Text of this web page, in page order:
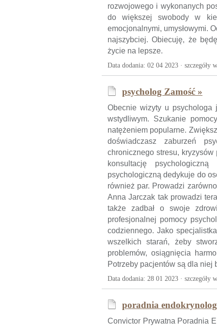
rozwojowego i wykonanych
do większej swobody w
emocjonalnymi, umysłowymi.
najszybciej. Obiecuję, że
życie na lepsze.
Data dodania: 02 04 2023 · szczegóły
psycholog Zamość »
Obecnie wizyty u psychologa
wstydliwym. Szukanie
natężeniem popularne.
doświadczasz zaburzeń
chronicznego stresu,
konsultację
psychologiczną dedykuje do
również par. Prowadzi
Anna Jarczak tak prowadzi
także zadbał o swoje
profesjonalnej pomocy
codziennego. Jako
wszelkich starań, żeby
problemów, osiągnięcia
Potrzeby pacjentów są dla niej
Data dodania: 28 01 2023 · szczegóły
poradnia
Convictor Prywatna Poradnia